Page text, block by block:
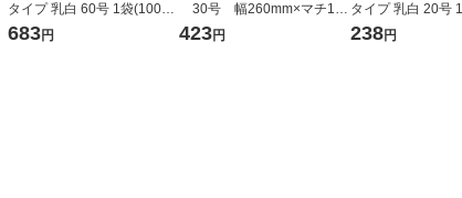
タイプ 乳白 60号 1袋(100枚
入) オリジナル
683円
30号 幅260mm×マチ130
mm×縦480mm 1袋（100
423円
タイプ 乳白 20号
入) オリジナル
238円